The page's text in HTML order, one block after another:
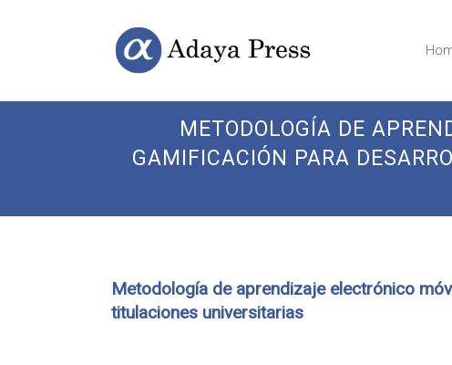
Adaya
Press
Open
Access
Publishing
METODOLOGÍA DE
GAMIFICACIÓN PARA
Metodología de aprendizaje electrónico
titulaciones universitarias